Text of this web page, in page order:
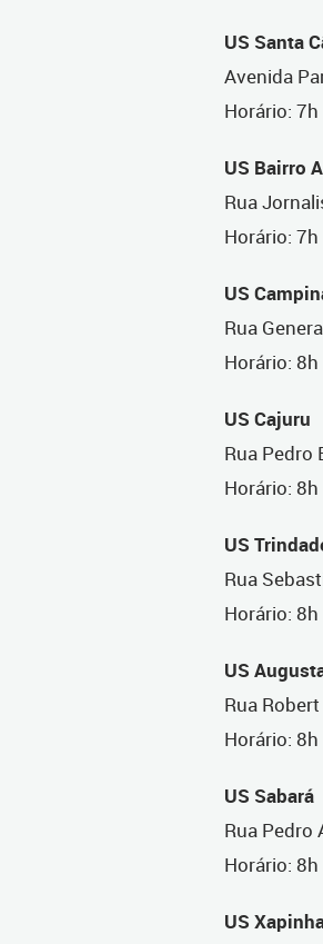
US Santa
Avenida
Horário:
US Bairro
Rua
Horário:
US
Rua
Horário:
US Cajuru
Rua Pedro
Horário:
US
Rua
Horário:
US
Rua
Horário:
US Sabará
Rua Pedro
Horário:
US